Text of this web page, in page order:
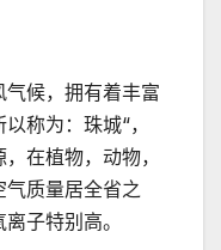
候，拥有着丰富
称为：珠城“，
在植物，动物，
质量居全省之
子特别高。